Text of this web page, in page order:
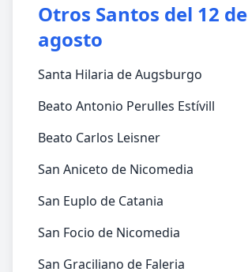
Otros Santos del 12 de
agosto
Santa Hilaria de Augsburgo
Beato Antonio Perulles Estívill
Beato Carlos Leisner
San Aniceto de Nicomedia
San Euplo de Catania
San Focio de Nicomedia
San Graciliano de Faleria